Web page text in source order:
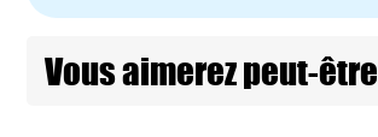
Vous aimerez peut-être